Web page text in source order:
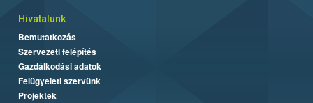
Hivatalunk
Bemutatkozás
Szervezeti felépítés
Gazdálkodási adatok
Felügyeleti szervünk
Projektek